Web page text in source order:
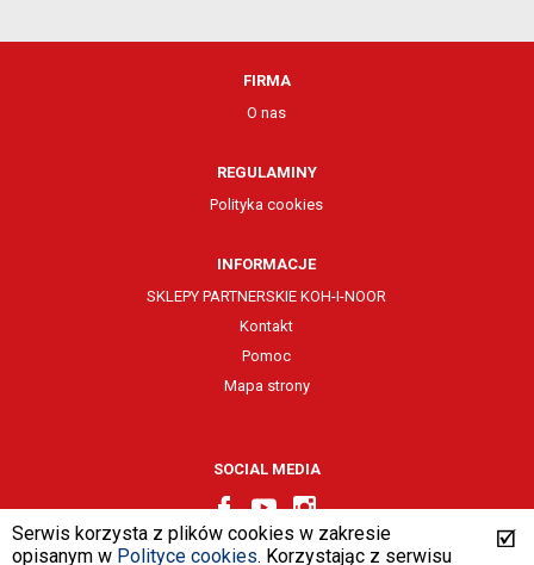
FIRMA
O nas
REGULAMINY
Polityka cookies
INFORMACJE
SKLEPY PARTNERSKIE KOH-I-NOOR
Kontakt
Pomoc
Mapa strony
SOCIAL MEDIA
Serwis korzysta z plików cookies w zakresie
opisanym w Polityce cookies. Korzystając z serwisu